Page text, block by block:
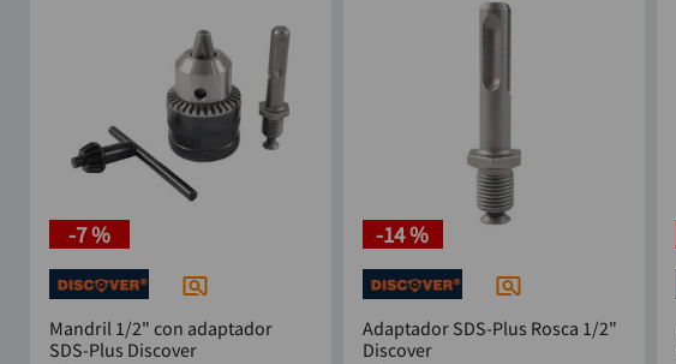
-7 %
Mandril 1/2" con adaptador
SDS-Plus Discover
-14 %
Adaptador SDS-Plus Rosca 1/2"
Discover